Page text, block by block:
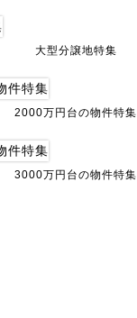
大型分譲地特集
2000万円台の物件特集
3000万円台の物件特集